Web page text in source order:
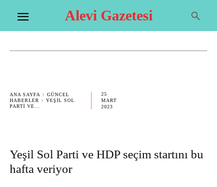
Alevi Gazetesi
ANA SAYFA
GÜNCEL
HABERLER
YEŞIL SOL
PARTI VE...
25
MART
2023
Yeşil Sol Parti ve HDP seçim startını bu
hafta veriyor